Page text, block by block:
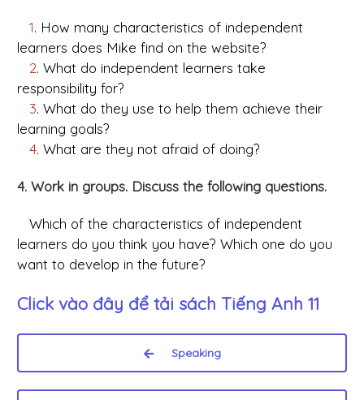
1. How many characteristics of independent
learners does Mike find on the website?
2. What do independent learners take
responsibility for?
3. What do they use to help them achieve their
learning goals?
4. What are they not afraid of doing?
4. Work in groups. Discuss the following questions.
Which of the characteristics of independent
learners do you think you have? Which one do you
want to develop in the future?
Click vào đây để tải sách Tiếng Anh 11
Speaking